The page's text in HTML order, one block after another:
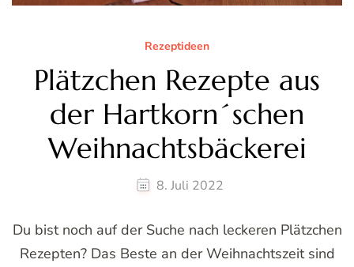
Rezeptideen
Plätzchen Rezepte aus
der Hartkorn´schen
Weihnachtsbäckerei
8. Juli 2022
Du bist noch auf der Suche nach leckeren Plätzchen
Rezepten? Das Beste an der Weihnachtszeit sind